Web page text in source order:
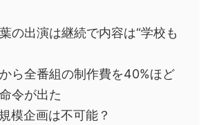
の出演は継続で内容は“学校も
ら全番組の制作費を40%ほど
令が出た
模企画は不可能？